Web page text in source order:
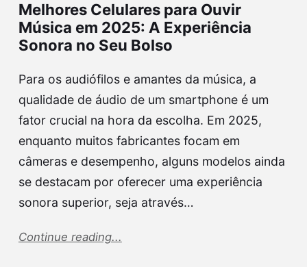
Melhores Celulares para Ouvir
Música em 2025: A Experiência
Sonora no Seu Bolso
Para os audiófilos e amantes da música, a
qualidade de áudio de um smartphone é um
fator crucial na hora da escolha. Em 2025,
enquanto muitos fabricantes focam em
câmeras e desempenho, alguns modelos ainda
se destacam por oferecer uma experiência
sonora superior, seja através…
Continue reading...